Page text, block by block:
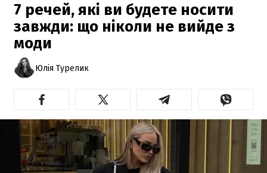
7 речей, які ви будете носити
завжди: що ніколи не вийде з
моди
Юлія Турелик